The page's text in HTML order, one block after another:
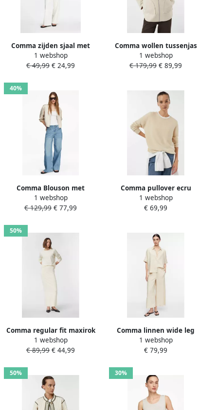
Comma zijden sjaal met
motiefprint ecru blauw
1 webshop
€ 49,99 € 24,99
Comma wollen tussenjas
1 webshop
€ 179,99 € 89,99
40%
Comma Blouson met
opstaande kraag en
ritssluiting
1 webshop
€ 129,99 € 77,99
Comma pullover ecru
1 webshop
€ 69,99
50%
Comma regular fit maxirok
van viscosemix
1 webshop
€ 89,99 € 44,99
Comma linnen wide leg
broek beige
1 webshop
€ 79,99
50% 30%